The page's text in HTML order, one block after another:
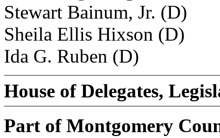
Stewart Bainum, Jr. (D)
Sheila Ellis Hixson (D)
Ida G. Ruben (D)
House of Delegates,
Part of Montgomery